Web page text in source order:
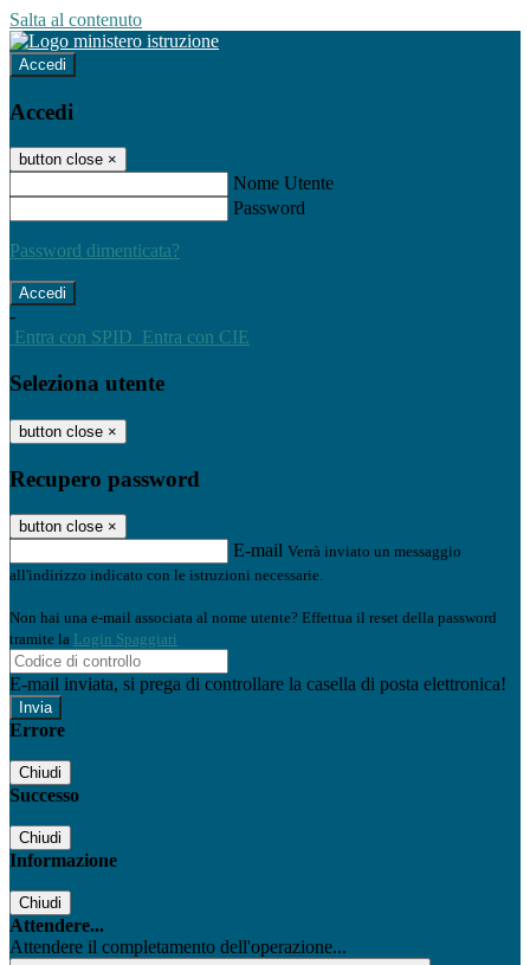
Salta al contenuto
Accedi
Accedi
button close ×
Nome Utente
Password
Password dimenticata?
-
Entra con SPID Entra con CIE
Seleziona utente
button close ×
Recupero password
button close ×
E-mail Verrà inviato un messaggio
all'indirizzo indicato con le istruzioni necessarie.
Non hai una e-mail associata al nome utente? Effettua il reset della password
tramite la Login Spaggiari
E-mail inviata, si prega di controllare la casella di posta elettronica!
Errore
Chiudi
Successo
Chiudi
Informazione
Chiudi
Attendere...
Attendere il completamento dell'operazione...